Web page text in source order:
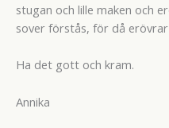
stugan och lille maken och
sover förstås, för då
Ha det gott och kram.
Annika